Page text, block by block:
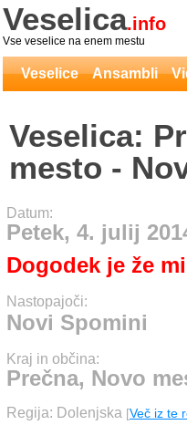
Veselica.info
Vse veselice na enem mestu
Veselice Ansambli
Veselica:
mesto -
Datum:
Petek, 4. julij
Dogodek je že
Nastopajoči:
Novi Spomini
Kraj in občina:
Prečna, Novo
Regija: Dolenjska [Več iz te